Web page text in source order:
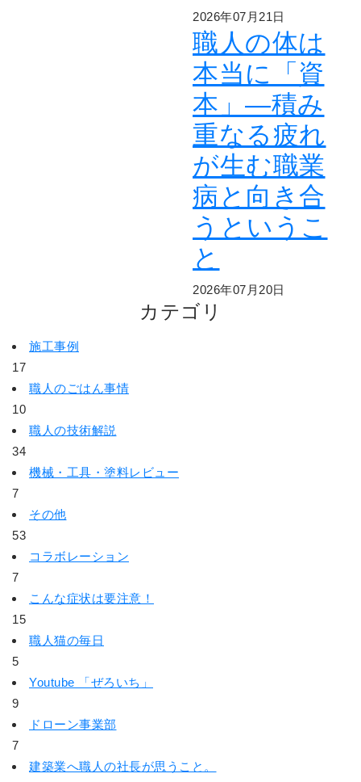
2026年07月21日
職人の体は
本当に「資
本」―積み
重なる疲れ
が生む職業
病と向き合
うというこ
と
2026年07月20日
カテゴリ
施工事例
17
職人のごはん事情
10
職人の技術解説
34
機械・工具・塗料レビュー
7
その他
53
コラボレーション
7
こんな症状は要注意！
15
職人猫の毎日
5
Youtube 「ぜろいち」
9
ドローン事業部
7
建築業へ職人の社長が思うこと。